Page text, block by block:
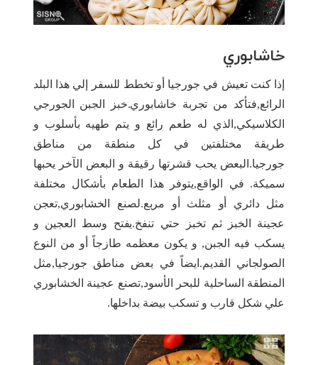
خاشابوري
إذا كنت تعيش في جورجيا أو تخطط للسفر إلي هذا البلد
الرائع,فتأكد من تجربة خاشابوري.خبز الجبن الجورجي
الكلاسيكي,الذي له طعم رائع و يتم طهيه بأسلوب و
طريقة مختلفتين في كل منطقة من مناطق
جورجيا.البعض يحب قشرتها رقيقة و البعض الآخر يحبها
سميكة. في الواقع,يتوفر هذا الطعام بأشكال مختلفة
مثل دائري أو مثلث أو مربع.لصنع الخشابوري,تعجن
عجينة الخبز ثم تخبز حتي تنفخ.يفتح وسط العجين و
يسكب فيه الجبن, و يكون معظمه طازجاً أو من النوع
الصولجاني القديم.ايضاً في بعض مناطق جورجيا,مثل
المنطقة الساحلية للبحر الأسود,تصنع عجينة الخشابوري
علي شكل قارب و تسكب بيضة بداخلها.